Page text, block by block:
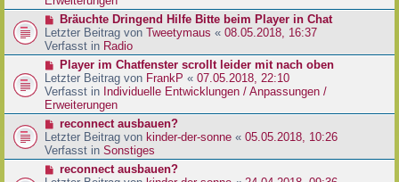
i
r
a
g
r
B
e
i
r
a
g
N
e
u
e
r
B
e
i
r
a
g
Bräuchte Dringend Hilfe Bitte beim Player in Chat
Letzter Beitrag von Tweetymaus « 08.05.2018, 16:37
Verfasst in Radio
N
e
u
e
r
B
e
i
Player im Chatfenster scrollt leider mit nach oben
Letzter Beitrag von FrankP « 07.05.2018, 22:10
Verfasst in Individuelle Entwicklungen / Anpassungen /
Erweiterungen
N
e
u
e
r
reconnect ausbauen?
Letzter Beitrag von kinder-der-sonne « 05.05.2018, 10:26
Verfasst in Sonstiges
Nreconnect ausbauen?